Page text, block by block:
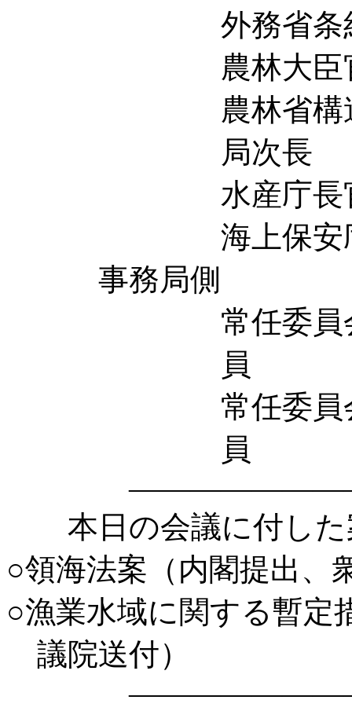
外務省条約局
農林大臣官
農林省構造
局次長
水産庁長
海上保安庁
事務局側
常任委員会
員 服部
常任委員会
員 竹
本日の会議に付した
○領海法案（内閣提出、
○漁業水域に関する暫定
議院送付）